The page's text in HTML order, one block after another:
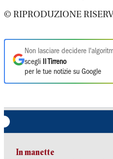
© RIPRODUZIONE
Non lasciare decidere
scegli
Il Tirreno
per le tue notizie su Google
In manette